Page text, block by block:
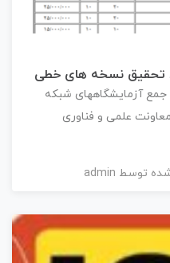
تحقیق نسخه های خطی
جمع آزمایشگاههای شبکه
علمی و فناوری
شده توسط admin